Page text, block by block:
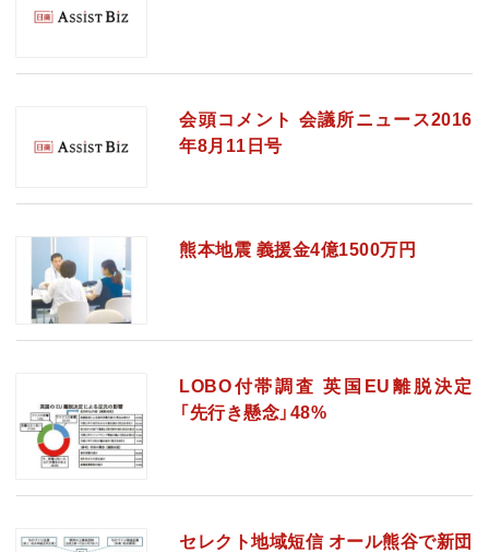
会頭コメント 会議所ニュース2016
年8月11日号
熊本地震 義援金4億1500万円
LOBO付帯調査 英国EU離脱決定
「先行き懸念」48%
セレクト地域短信 オール熊谷で新団